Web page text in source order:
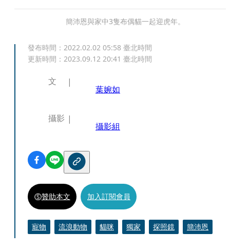
簡沛恩與家中3隻布偶貓一起迎虎年。
發布時間： 2022.02.02 05:58 臺北時間
更新時間： 2023.09.12 20:41 臺北時間
文
葉婉如
攝影
攝影組
贊助本文 加入訂閱會員
寵物 流浪動物 貓咪 獨家 探照鏡 簡沛恩